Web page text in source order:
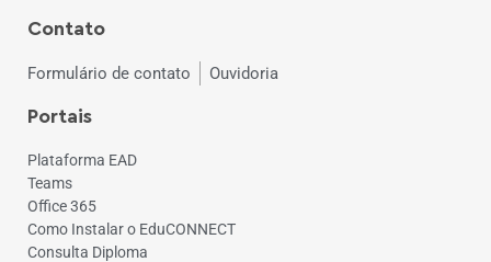
Contato
Formulário de contato Ouvidoria
Portais
Plataforma EAD
Teams
Office 365
Como Instalar o EduCONNECT
Consulta Diploma